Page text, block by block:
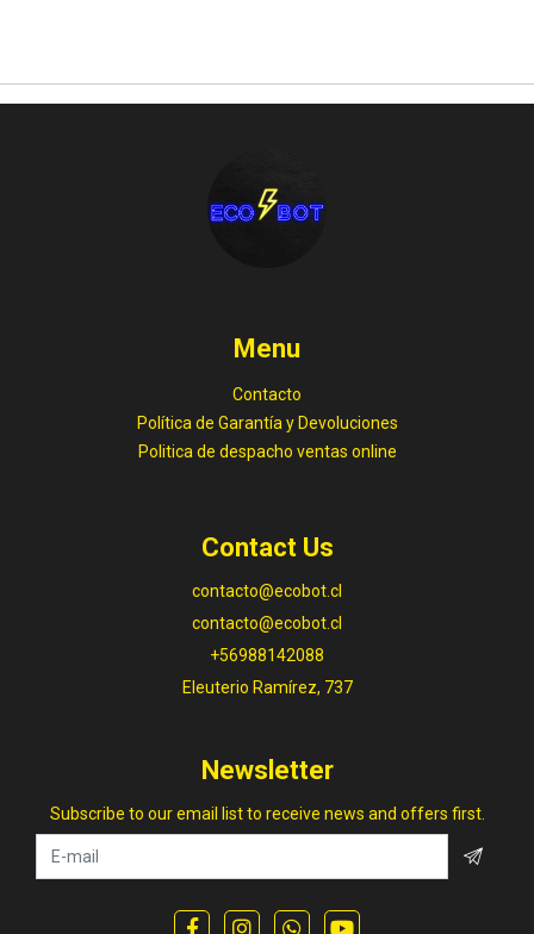
Menu
Contacto
Política de Garantía y Devoluciones
Politica de despacho ventas online
Contact Us
contacto@ecobot.cl
contacto@ecobot.cl
+56988142088
Eleuterio Ramírez, 737
Newsletter
Subscribe to our email list to receive news and offers first.